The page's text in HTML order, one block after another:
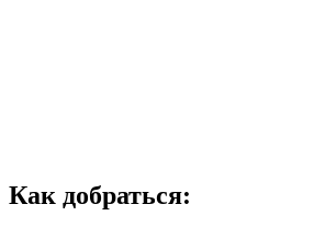
Как добраться: